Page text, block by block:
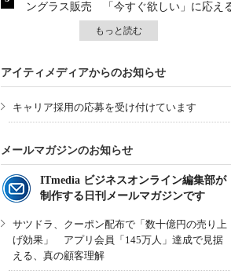
ングラス販売 「今すぐ欲しい」に応え
もっと読む
アイティメディアからのお知らせ
キャリア採用の応募を受け付けています
メールマガジンのお知らせ
ITmedia ビジネスオンライン編集部が
制作する日刊メールマガジンです
サツドラ、クーポン配布で「数十億円の売り上
げ効果」 アプリ会員「145万人」達成で見据
える、真の顧客理解